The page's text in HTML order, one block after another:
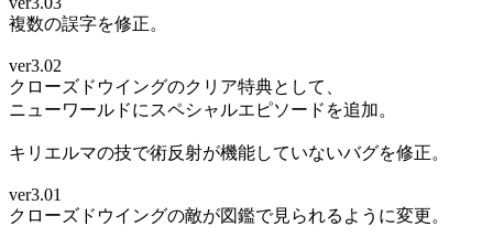
複数の誤字を修正。
ver3.02
クローズドウイングのクリア特典として、
ニューワールドにスペシャルエピソードを追加。
キリエルマの技で術反射が機能していないバグを修正。
ver3.01
クローズドウイングの敵が図鑑で見られるように変更。